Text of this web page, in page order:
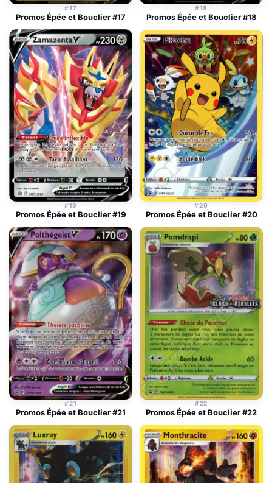
#17
Promos Épée et Bouclier #17
#18
Promos Épée et Bouclier #18
#19
Promos Épée et Bouclier #19
#20
Promos Épée et Bouclier #20
#21
Promos Épée et Bouclier #21
#22
Promos Épée et Bouclier #22